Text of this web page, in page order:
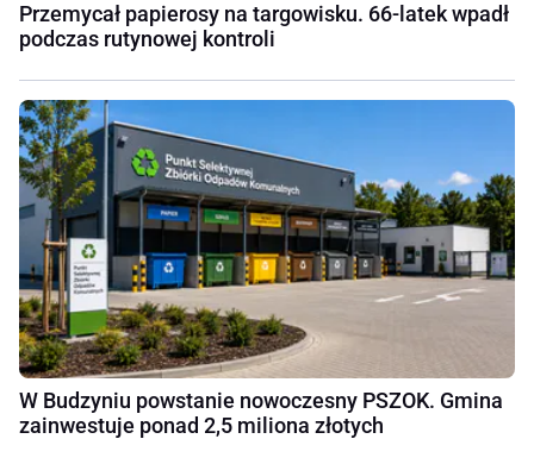
Przemycał papierosy na targowisku. 66-latek wpadł
podczas rutynowej kontroli
W Budzyniu powstanie nowoczesny PSZOK. Gmina
zainwestuje ponad 2,5 miliona złotych